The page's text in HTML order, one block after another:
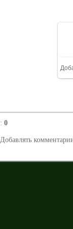
: 0
Добавлять